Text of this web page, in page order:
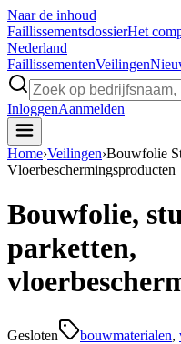
Naar de inhoud
FaillissementsdossierHet
Nederland
FaillissementenVeilingen
InloggenAanmelden
Home›Veilingen›Bouwfolie
Vloerbeschermingsproducten
Bouwfolie,
parketten,
Gesloten bouwmaterialen,